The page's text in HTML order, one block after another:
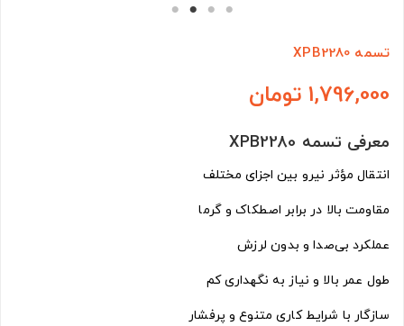
تسمه XPB2280
1,796,000 تومان
معرفی تسمه XPB2280
انتقال مؤثر نیرو بین اجزای مختلف
مقاومت بالا در برابر اصطکاک و گرما
عملکرد بی‌صدا و بدون لرزش
طول عمر بالا و نیاز به نگهداری کم
سازگار با شرایط کاری متنوع و پرفشار